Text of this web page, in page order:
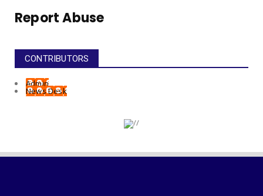
Report Abuse
CONTRIBUTORS
Admin
News Desk